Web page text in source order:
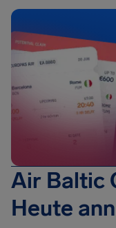
Air Baltic
Heute